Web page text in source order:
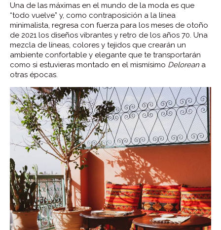
Una de las máximas en el mundo de la moda es que
“todo vuelve” y, como contraposición a la línea
minimalista, regresa con fuerza para los meses de otoño
de 2021 los diseños vibrantes y retro de los años 70. Una
mezcla de líneas, colores y tejidos que crearán un
ambiente confortable y elegante que te transportarán
como si estuvieras montado en el mismísimo Delorean a
otras épocas.